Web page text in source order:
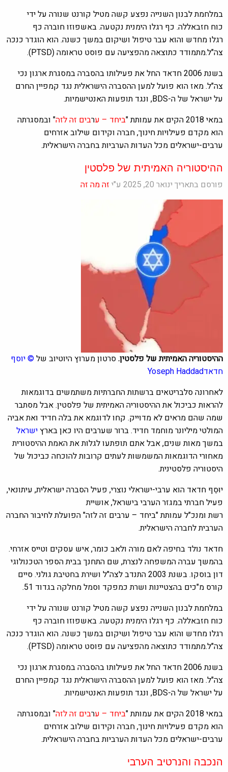
במלחמת לבנון השנייה נפצע קשה מטיל קורנט שנורה על ידי
כוח חזבאללה. כף רגלו הימנית נקטעה. באשפוזו חוברה כף
רגלו מחדש והוא עבר טיפול ושיקום במשך כשנה. הוא הוגדר כנכה
צה"ל.מתמודד כתוצאה מהפציעה עם פוסט טראומה (PTSD).
בשנת 2006 חדאד החל את פעילותו בהסברה במסגרת ארגון נכי
צה"ל. מאז הוא פועל למען ההסברה הישראלית נגד קמפיין החרם
על ישראל של ה-BDS, ונגד תופעות האנטישמיות.
במאי 2018 הקים את עמותת "
ביחד – ע רבים זה לזה" ובמסגרתה
הוא מקדם פעילויות חינוך, חברה וקידום שילוב אזרחים
ערבים-ישראלים מכל העדות הערביות בחברה הישראלית.
ההיסטוריה האמיתית של פלסטין
פורסם בתאריך ינואר 20, 2025 ע"י זה מה זה
ההיסטוריה האמיתית של פלסטין.סרטון מערוץ היוטיוב של©יוסף
חדאדYoseph Haddad
לאחרונה סלבריטאים ברשתות החברתיות משתמשים בדוגמאות
להראות כביכול את ההיסטוריה האמיתית של פלסטין. אבל מסתבר
שמה שהם מראים לא מדוייק. קחו לדוגמא את בלה חדיד ואת אביה
המולטי מיליונר מוחמד חדיד. ברור שערבים היו כאן בארץישראל
במשך מאות שנים, אבל אתם תופתעו לגלות את האמת ההיסטורית
מאחורי הדוגמאות המשמשות לעתים קרובות להוכחה כביכול של
היסטוריה פלסטינית.
יוּסֵף חדאד הוא ערבי-ישראלי נוצרי, פעיל הסברה ישראלית, עיתונאי,
פעיל חברתי במגזר הערבי בישראל, אושיית
רשת ומנכ"ל עמותת "ביחד – ערבים זה לזה" הפועלת לחיבור החברה
הערבית לחברה הישראלית.
חדאד נולד בחיפה לאם מורה ולאב כומר, איש עסקים וטייס אזרחי.
בהמשך עברה המשפחה לנצרת, שם התחנך בבית הספר הטכנולוגי
דון בוסקו. בשנת 2003 התנדב לצה"ל ושירת בחטיבת גולני. סיים
קורס מ"כים בהצטיינות ושרת כמפקד וסמל מחלקה בגדוד 51.
במלחמת לבנון השנייה נפצע קשה מטיל קורנט שנורה על ידי
כוח חזבאללה. כף רגלו הימנית נקטעה. באשפוזו חוברה כף
רגלו מחדש והוא עבר טיפול ושיקום במשך כשנה. הוא הוגדר כנכה
צה"ל.מתמודד כתוצאה מהפציעה עם פוסט טראומה (PTSD).
בשנת 2006 חדאד החל את פעילותו בהסברה במסגרת ארגון נכי
צה"ל. מאז הוא פועל למען ההסברה הישראלית נגד קמפיין החרם
על ישראל של ה-BDS, ונגד תופעות האנטישמיות.
במאי 2018 הקים את עמותת "
ביחד – ע רבים זה לזה" ובמסגרתה
הוא מקדם פעילויות חינוך, חברה וקידום שילוב אזרחים
ערבים-ישראלים מכל העדות הערביות בחברה הישראלית.
הנכבה והנרטיב הערבי